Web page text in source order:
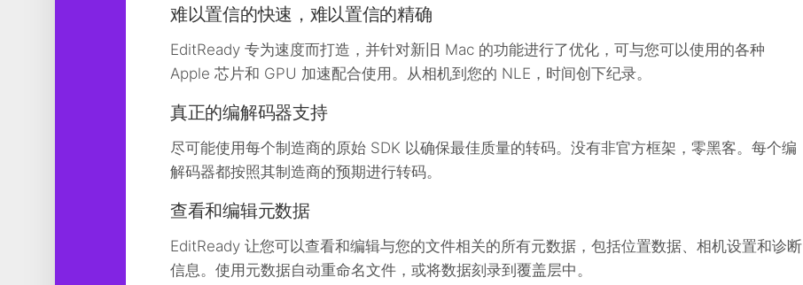
难以置信的快速，难以置信的精确
EditReady 专为速度而打造，并针对新旧 Mac 的功能进行了优化，可与您可以使用的各种
Apple 芯片和 GPU 加速配合使用。从相机到您的 NLE，时间创下纪录。
真正的编解码器支持
尽可能使用每个制造商的原始 SDK 以确保最佳质量的转码。没有非官方框架，零黑客。每个编
解码器都按照其制造商的预期进行转码。
查看和编辑元数据
EditReady 让您可以查看和编辑与您的文件相关的所有元数据，包括位置数据、相机设置和诊断
信息。使用元数据自动重命名文件，或将数据刻录到覆盖层中。